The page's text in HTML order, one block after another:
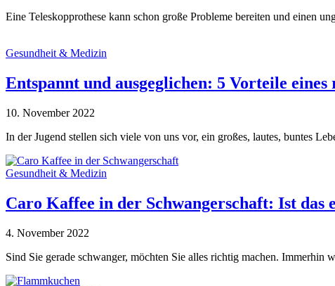
Eine Teleskopprothese kann schon große Probleme bereiten und einen
Gesundheit & Medizin
Entspannt und ausgeglichen: 5 Vorteile eines
10. November 2022
In der Jugend stellen sich viele von uns vor, ein großes, lautes, buntes
Gesundheit & Medizin
Caro Kaffee in der Schwangerschaft: Ist das
4. November 2022
Sind Sie gerade schwanger, möchten Sie alles richtig machen.